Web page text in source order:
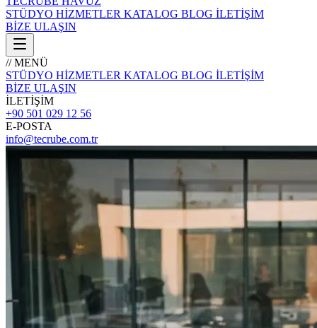
STÜDYO HİZMETLER KATALOG BLOG İLETİŞİM
BİZE ULAŞIN
// MENÜ
STÜDYO HİZMETLER KATALOG BLOG İLETİŞİM
BİZE ULAŞIN
İLETİŞİM
+90 501 029 12 56
E-POSTA
info@tecrube.com.tr